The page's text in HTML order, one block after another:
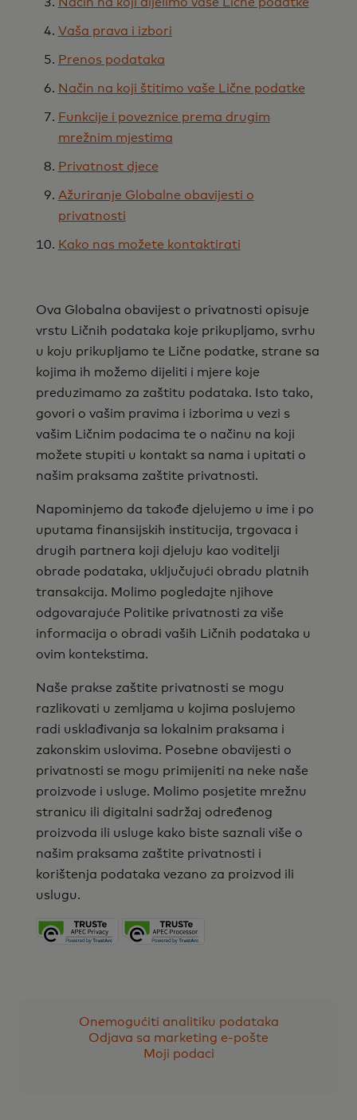
Vaša prava i izbori
Prenos podataka
Način na koji štitimo vaše Lične podatke
Funkcije i poveznice prema drugim
mrežnim mjestima
Privatnost djece
Ažuriranje Globalne obavijesti o
privatnosti
Kako nas možete kontaktirati
Ova Globalna obavijest o privatnosti opisuje
vrstu Ličnih podataka koje prikupljamo, svrhu
u koju prikupljamo te Lične podatke, strane sa
kojima ih možemo dijeliti i mjere koje
preduzimamo za zaštitu podataka. Isto tako,
govori o vašim pravima i izborima u vezi s
vašim Ličnim podacima te o načinu na koji
možete stupiti u kontakt sa nama i upitati o
našim praksama zaštite privatnosti.
Napominjemo da takođe djelujemo u ime i po
uputama finansijskih institucija, trgovaca i
drugih partnera koji djeluju kao voditelji
obrade podataka, uključujući obradu platnih
transakcija. Molimo pogledajte njihove
odgovarajuće Politike privatnosti za više
informacija o obradi vaših Ličnih podataka u
ovim kontekstima.
Naše prakse zaštite privatnosti se mogu
razlikovati u zemljama u kojima poslujemo
radi usklađivanja sa lokalnim praksama i
zakonskim uslovima. Posebne obavijesti o
privatnosti se mogu primijeniti na neke naše
proizvode i usluge. Molimo posjetite mrežnu
stranicu ili digitalni sadržaj određenog
proizvoda ili usluge kako biste saznali više o
našim praksama zaštite privatnosti i
korištenja podataka vezano za proizvod ili
uslugu.
Onemogućiti analitiku podataka
Odjava sa marketing e-pošte
Moji podaci